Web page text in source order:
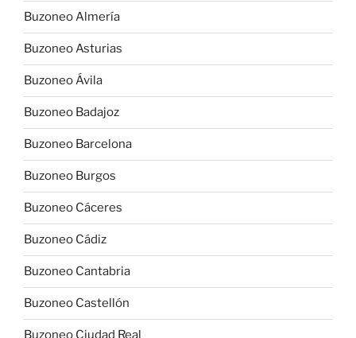
Buzoneo Almería
Buzoneo Asturias
Buzoneo Ávila
Buzoneo Badajoz
Buzoneo Barcelona
Buzoneo Burgos
Buzoneo Cáceres
Buzoneo Cádiz
Buzoneo Cantabria
Buzoneo Castellón
Buzoneo Ciudad Real